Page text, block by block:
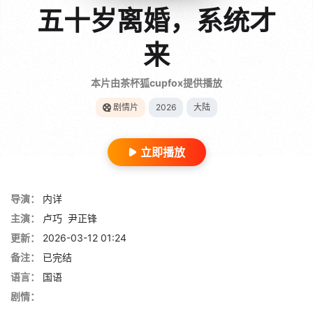
五十岁离婚，系统才
来
本片由茶杯狐cupfox提供播放
剧情片 2026 大陆
立即播放
导演：
内详
主演：
卢巧 尹正锋
更新：
2026-03-12 01:24
备注：
已完结
语言：
国语
剧情：